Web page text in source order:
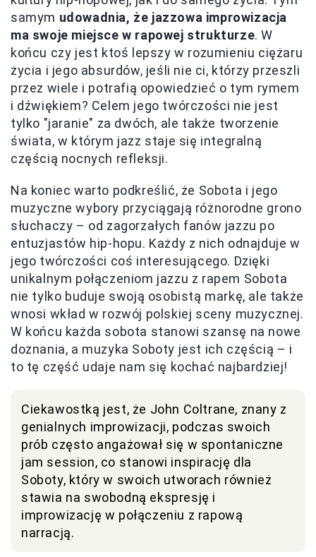
samym udowadnia, że jazzowa improwizacja
ma swoje miejsce w rapowej strukturze. W
końcu czy jest ktoś lepszy w rozumieniu ciężaru
życia i jego absurdów, jeśli nie ci, którzy przeszli
przez wiele i potrafią opowiedzieć o tym rymem
i dźwiękiem? Celem jego twórczości nie jest
tylko "jaranie" za dwóch, ale także tworzenie
świata, w którym jazz staje się integralną
częścią nocnych refleksji.
Na koniec warto podkreślić, że Sobota i jego
muzyczne wybory przyciągają różnorodne grono
słuchaczy – od zagorzałych fanów jazzu po
entuzjastów hip-hopu. Każdy z nich odnajduje w
jego twórczości coś interesującego. Dzięki
unikalnym połączeniom jazzu z rapem Sobota
nie tylko buduje swoją osobistą markę, ale także
wnosi wkład w rozwój polskiej sceny muzycznej.
W końcu każda sobota stanowi szansę na nowe
doznania, a muzyka Soboty jest ich częścią – i
to tę część udaje nam się kochać najbardziej!
Ciekawostką jest, że John Coltrane, znany z
genialnych improwizacji, podczas swoich
prób często angażował się w spontaniczne
jam session, co stanowi inspirację dla
Soboty, który w swoich utworach również
stawia na swobodną ekspresję i
improwizację w połączeniu z rapową
narracją.